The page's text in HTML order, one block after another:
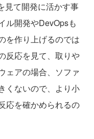
見て開発に活かす事
ル開発やDevOpsも
を作り上げるのでは
反応を見て、取りや
ェアの場合、ソファ
くないので、より小
応を確かめられるの